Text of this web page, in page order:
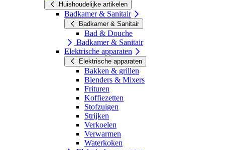
Huishoudelijke artikelen
Badkamer & Sanitair
Badkamer & Sanitair
Bad & Douche
Badkamer & Sanitair
Elektrische apparaten
Elektrische apparaten
Bakken & grillen
Blenders & Mixers
Frituren
Koffiezetten
Stofzuigen
Strijken
Verkoelen
Verwarmen
Waterkoken